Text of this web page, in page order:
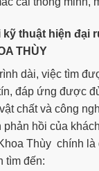
kỹ thuật hiện đại
THÙY
dài, việc tìm
đáp ứng được
chất và công
phản hồi của
Thùy chính là
tìm đến: